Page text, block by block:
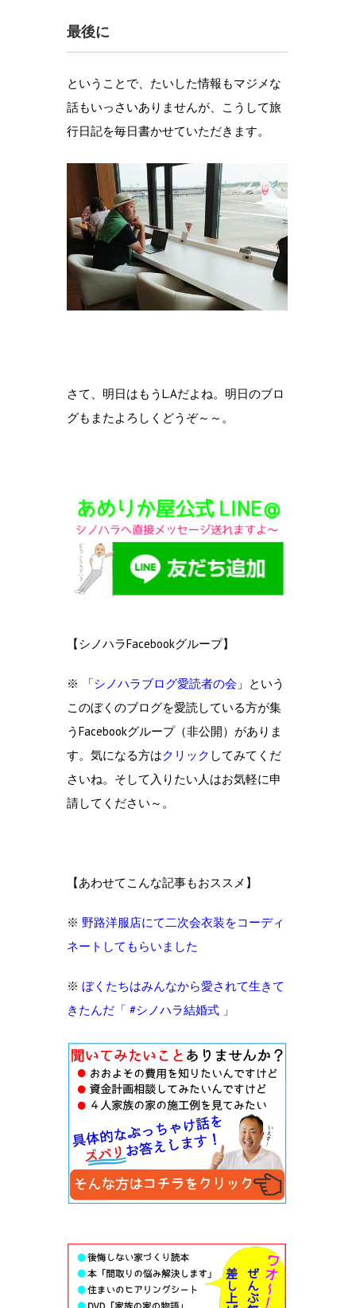
最後に
ということで、たいした情報もマジメな
話もいっさいありませんが、こうして旅
行日記を毎日書かせていただきます。
さて、明日はもうL.Aだよね。明日のブロ
グもまたよろしくどうぞ～～。
【シノハラFacebookグループ】
※ 「シノハラブログ愛読者の会 」という
このぼくのブログを愛読している方が集
うFacebookグループ（非公開）がありま
す。気になる方はクリック してみてくだ
さいね。そして入りたい人はお気軽に申
請してください～。
【あわせてこんな記事もおススメ】
※ 野路洋服店にて二次会衣装をコーディ
ネートしてもらいました
※ ぼくたちはみんなから愛されて生きて
きたんだ「 #シノハラ結婚式 」